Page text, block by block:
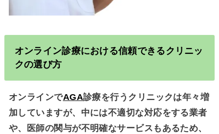
オンライン診療における信頼できるクリニッ
クの選び方
オンラインでAGA診療を行うクリニックは年々増
加していますが、中には不適切な対応をする業者
や、医師の関与が不明確なサービスもあるため、